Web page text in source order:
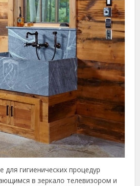
гигиенических процедур
в зеркало телевизором и